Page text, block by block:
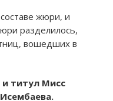
жюри, и
разделилось,
вошедших в
и титул Мисс